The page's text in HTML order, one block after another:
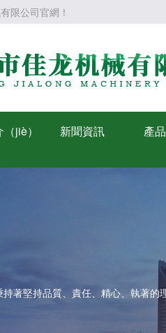
限公司官網！
jiè） 新聞資訊 產
持著堅持品質、責任、精心、執著的